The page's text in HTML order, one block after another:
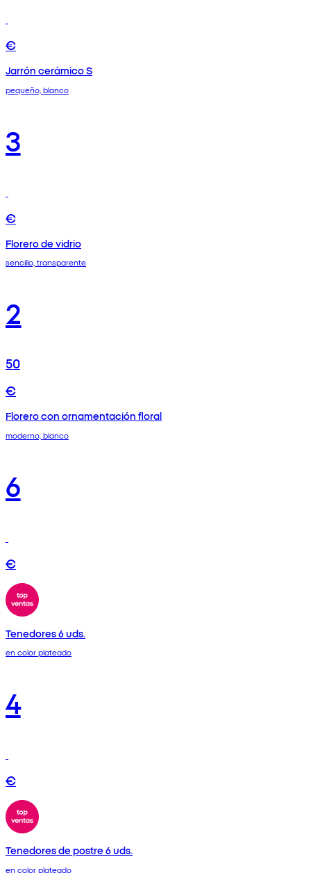
€
Jarrón cerámico S
pequeño, blanco
3
€
Florero de vidrio
sencillo, transparente
2
50
€
Florero con ornamentación floral
moderno, blanco
6
€
Tenedores 6 uds.
en color plateado
4
€
Tenedores de postre 6 uds.
en color plateado